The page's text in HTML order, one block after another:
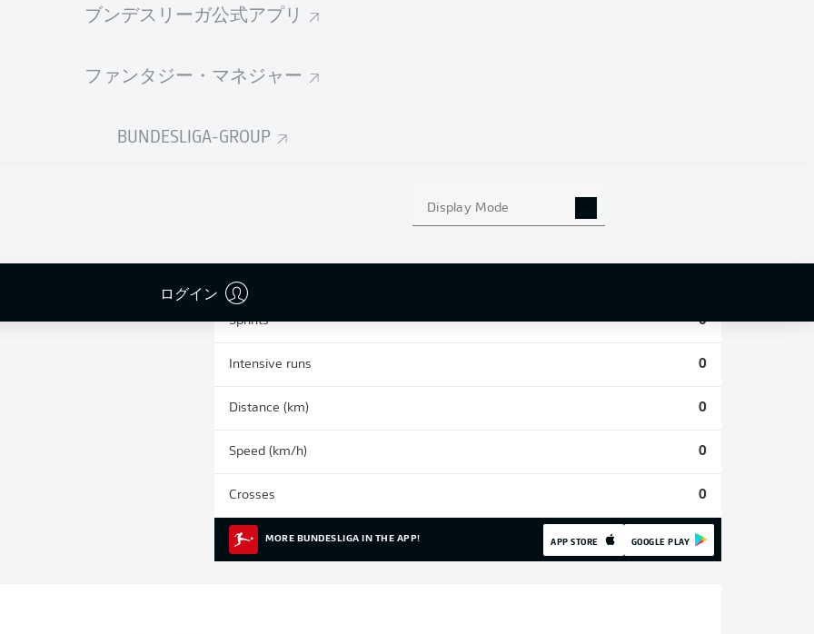
ブンデスリーガ公式アプリ
ファンタジー・マネジャー
BUNDESLIGA-GROUP
Display Mode
ログイン
統計 シーズン 2026/2027
Sprints 0
Intensive runs 0
Distance (km) 0
Speed (km/h) 0
Crosses 0
MORE BUNDESLIGA IN THE APP! APP STORE GOOGLE PLAY